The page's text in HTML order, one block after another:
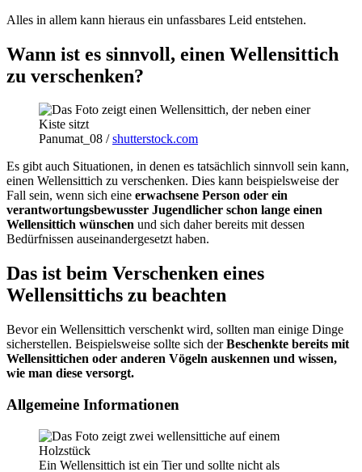
Alles in allem kann hieraus ein unfassbares Leid entstehen.
Wann ist es sinnvoll, einen Wellensittich
zu verschenken?
Panumat_08 /shutterstock.com
Es gibt auch Situationen, in denen es tatsächlich sinnvoll sein kann,
einen Wellensittich zu verschenken. Dies kann beispielsweise der
Fall sein, wenn sich eine erwachsene Person oder ein
verantwortungsbewusster Jugendlicher schon lange einen
Wellensittich wünschen und sich daher bereits mit dessen
Bedürfnissen auseinandergesetzt haben.
Das ist beim Verschenken eines
Wellensittichs zu beachten
Bevor ein Wellensittich verschenkt wird, sollten man einige Dinge
sicherstellen. Beispielsweise sollte sich derBeschenkte bereits mit
Wellensittichen oder anderen Vögeln auskennen und wissen,
wie man diese versorgt.
Allgemeine Informationen
Ein Wellensittich ist ein Tier und sollte nicht als